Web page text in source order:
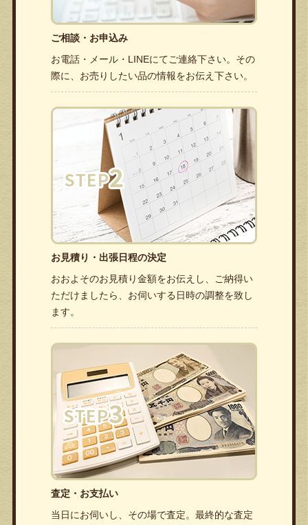
ご相談・お申込み
お電話・メール・LINEにてご連絡下さい。その
際に、お売りしたい品の情報をお伝え下さい。
お見積り・出張日程の決定
おおよそのお見積り金額をお伝えし、ご納得い
ただけましたら、お伺いする日時の調整を致し
ます。
査定・お支払い
当日にお伺いし、その場で査定。最終的な査定